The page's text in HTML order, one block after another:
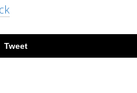
Tweet